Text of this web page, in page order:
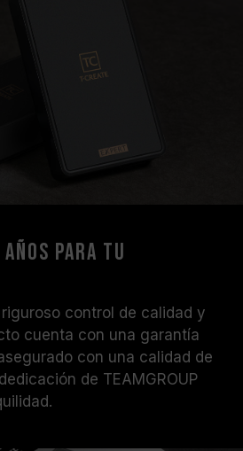
para tu
control de calidad y
cuenta con una garantía
con una calidad de
de TEAMGROUP